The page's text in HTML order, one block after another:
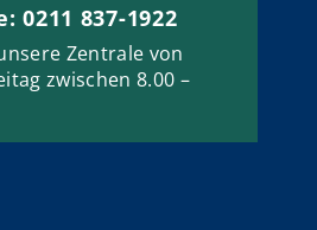
0211 837-1922
Zentrale von
zwischen 8.00 –